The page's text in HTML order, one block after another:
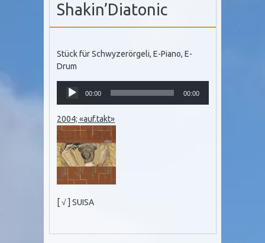
Shakin’Diatonic
Stück für Schwyzerörgeli, E-Piano, E-
Drum
Audio
Player
00:00 00:00
2004; «auf.takt»
[ √ ] SUISA